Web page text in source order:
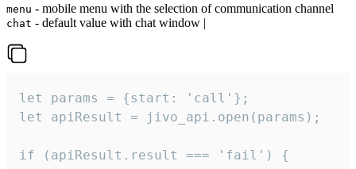
menu - mobile menu with the selection of communication channel
chat - default value with chat window |
let params = {start: 'call'};
let apiResult = jivo_api.open(params);
if (apiResult.result === 'fail') {